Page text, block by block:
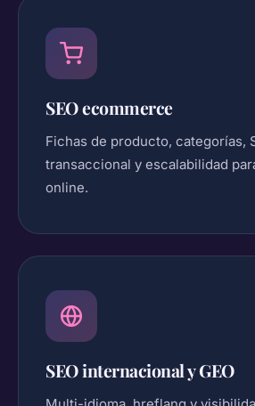
SEO ecommerce
Fichas de producto, categorías,
transaccional y escalabilidad
online.
SEO internacional y GEO